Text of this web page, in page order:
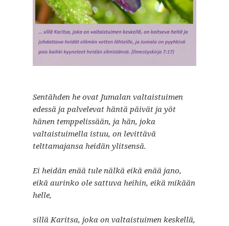
Sentähden he ovat Jumalan valtaistuimen
edessä ja palvelevat häntä päivät ja yöt
hänen temppelissään, ja hän, joka
valtaistuimella istuu, on levittävä
telttamajansa heidän ylitsensä.
Ei heidän enää tule nälkä eikä enää jano,
eikä aurinko ole sattuva heihin, eikä mikään
helle,
sillä Karitsa, joka on valtaistuimen keskellä,